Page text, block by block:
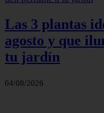
Las 3 plantas
agosto y que
tu jardín
04/08/2026